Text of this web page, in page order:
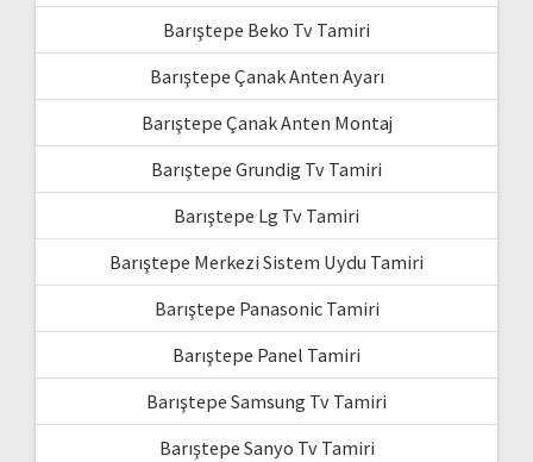
Barıştepe Beko Tv Tamiri
Barıştepe Çanak Anten Ayarı
Barıştepe Çanak Anten Montaj
Barıştepe Grundig Tv Tamiri
Barıştepe Lg Tv Tamiri
Barıştepe Merkezi Sistem Uydu Tamiri
Barıştepe Panasonic Tamiri
Barıştepe Panel Tamiri
Barıştepe Samsung Tv Tamiri
Barıştepe Sanyo Tv Tamiri